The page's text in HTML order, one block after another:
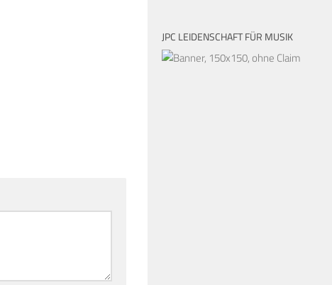
JPC LEIDENSCHAFT FÜR MUSIK